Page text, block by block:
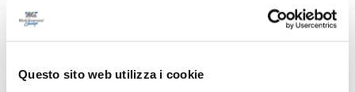
Questo sito web utilizza i cookie
Poggio di Bretta, residente colto da infarto